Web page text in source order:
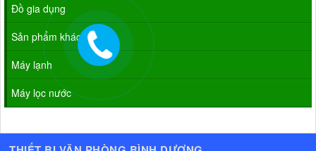
Đồ gia dụng
Sản phẩm khác
Máy lạnh
Máy lọc nước